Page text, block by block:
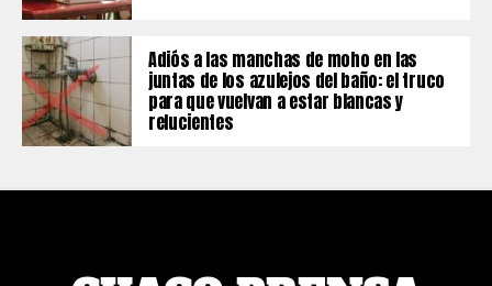
Adiós a las manchas de moho en las
juntas de los azulejos del baño: el truco
para que vuelvan a estar blancas y
relucientes